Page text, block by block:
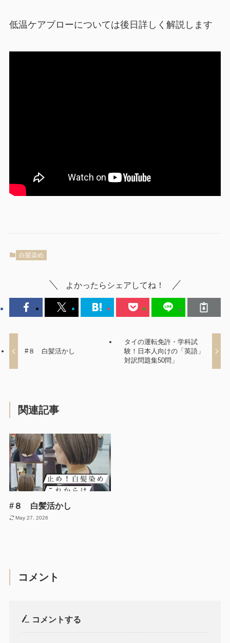
低温ケアブローについては後日詳しく解説します
白髪染め
よかったらシェアしてね！
#８ 白髪活かし
タイの運転免許・学科試
験！日本人向けの「英語」
対訳問題集50問」
関連記事
#８ 白髪活かし
May 27, 2026
コメント
コメントする